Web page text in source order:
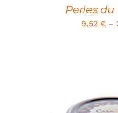
Perles
9,52 € –